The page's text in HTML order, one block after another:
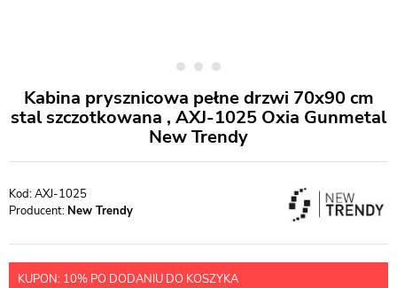
Kabina prysznicowa pełne drzwi 70x90 cm
stal szczotkowana , AXJ-1025 Oxia Gunmetal
New Trendy
AXJ-1025
Producent: New Trendy
KUPON: 10% PO DODANIU DO KOSZYKA